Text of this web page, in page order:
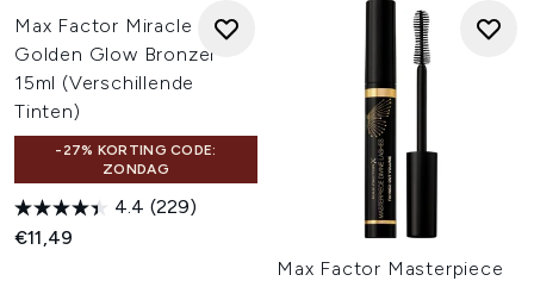
Max Factor Miracle Pure
Golden Glow Bronzer
15ml (Verschillende
Tinten)
-27% KORTING CODE:
ZONDAG
4.4 (229)
€11,49
Max Factor Masterpiece